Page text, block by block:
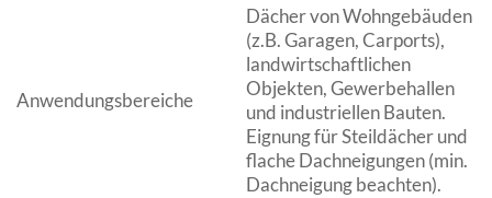
Anwendungsbereiche
Dächer von Wohngebäuden
(z.B. Garagen, Carports),
landwirtschaftlichen
Objekten, Gewerbehallen
und industriellen Bauten.
Eignung für Steildächer und
flache Dachneigungen (min.
Dachneigung beachten).